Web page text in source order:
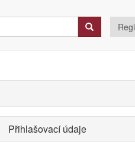
Přihlašovací údaje